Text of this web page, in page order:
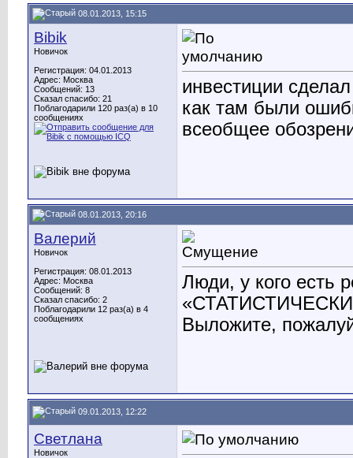
08.01.2013, 15:15
Bibik
Новичок
Регистрация: 04.01.2013
Адрес: Москва
Сообщений: 13
Сказал спасибо: 21
Поблагодарили 120 раз(а) в 10
сообщениях
инвестиции
как там были
всеобщее
08.01.2013, 20:16
Валерий
Новичок
Регистрация: 08.01.2013
Адрес: Москва
Сообщений: 8
Сказал спасибо: 2
Поблагодарили 12 раз(а) в 4
сообщениях
Люди, у кого есть
Выложите,
09.01.2013, 12:22
Светлана
Новичок